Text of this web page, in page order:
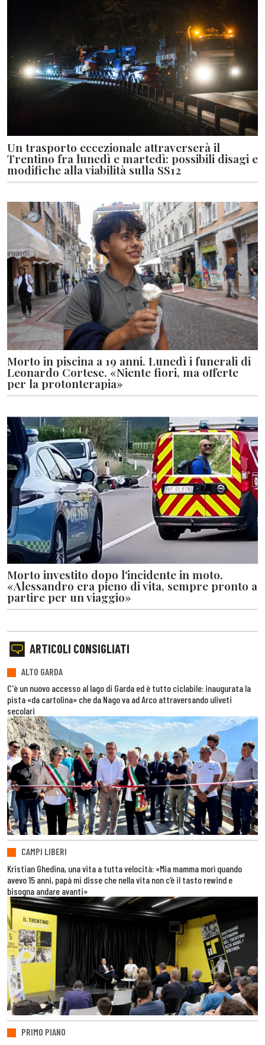
Un trasporto eccezionale attraverserà il
Trentino fra lunedì e martedì: possibili disagi e
modifiche alla viabilità sulla SS12
Morto in piscina a 19 anni. Lunedì i funerali di
Leonardo Cortese. «Niente fiori, ma offerte
per la protonterapia»
Morto investito dopo l'incidente in moto.
«Alessandro era pieno di vita, sempre pronto a
partire per un viaggio»
ARTICOLI CONSIGLIATI
ALTO GARDA
C'è un nuovo accesso al lago di Garda ed è tutto ciclabile: inaugurata la
pista «da cartolina» che da Nago va ad Arco attraversando uliveti
secolari
CAMPI LIBERI
Kristian Ghedina, una vita a tutta velocità: «Mia mamma morì quando
avevo 15 anni, papà mi disse che nella vita non c’è il tasto rewind e
bisogna andare avanti»
PRIMO PIANO